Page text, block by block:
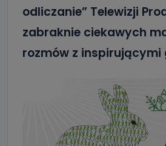
odliczanie” Telewizji
zabraknie ciekawych
rozmów z inspirującymi